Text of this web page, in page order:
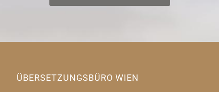
ÜBERSETZUNGSBÜRO WIEN